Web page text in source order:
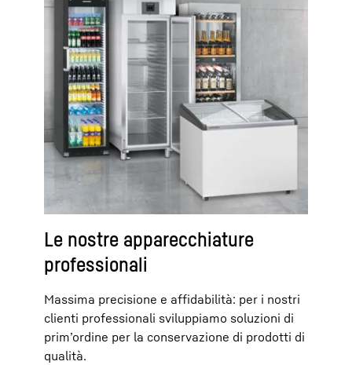
Le nostre apparecchiature
professionali
Massima precisione e affidabilità: per i nostri
clienti professionali sviluppiamo soluzioni di
prim’ordine per la conservazione di prodotti di
qualità.